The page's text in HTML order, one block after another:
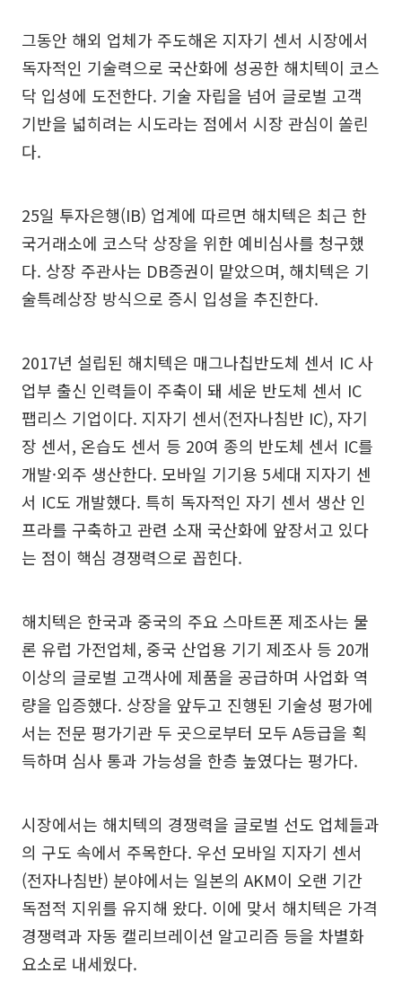
그동안 해외 업체가 주도해온 지자기 센서 시장에서
독자적인 기술력으로 국산화에 성공한 해치텍이 코스
닥 입성에 도전한다. 기술 자립을 넘어 글로벌 고객
기반을 넓히려는 시도라는 점에서 시장 관심이 쏠린
다.
25일 투자은행(IB) 업계에 따르면 해치텍은 최근 한
국거래소에 코스닥 상장을 위한 예비심사를 청구했
다. 상장 주관사는 DB증권이 맡았으며, 해치텍은 기
술특례상장 방식으로 증시 입성을 추진한다.
2017년 설립된 해치텍은 매그나칩반도체 센서 IC 사
업부 출신 인력들이 주축이 돼 세운 반도체 센서 IC
팹리스 기업이다. 지자기 센서(전자나침반 IC), 자기
장 센서, 온습도 센서 등 20여 종의 반도체 센서 IC를
개발·외주 생산한다. 모바일 기기용 5세대 지자기 센
서 IC도 개발했다. 특히 독자적인 자기 센서 생산 인
프라를 구축하고 관련 소재 국산화에 앞장서고 있다
는 점이 핵심 경쟁력으로 꼽힌다.
해치텍은 한국과 중국의 주요 스마트폰 제조사는 물
론 유럽 가전업체, 중국 산업용 기기 제조사 등 20개
이상의 글로벌 고객사에 제품을 공급하며 사업화 역
량을 입증했다. 상장을 앞두고 진행된 기술성 평가에
서는 전문 평가기관 두 곳으로부터 모두 A등급을 획
득하며 심사 통과 가능성을 한층 높였다는 평가다.
시장에서는 해치텍의 경쟁력을 글로벌 선도 업체들과
의 구도 속에서 주목한다. 우선 모바일 지자기 센서
(전자나침반) 분야에서는 일본의 AKM이 오랜 기간
독점적 지위를 유지해 왔다. 이에 맞서 해치텍은 가격
경쟁력과 자동 캘리브레이션 알고리즘 등을 차별화
요소로 내세웠다.